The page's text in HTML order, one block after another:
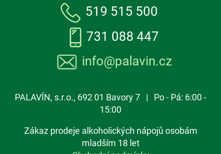
519 515 500
731 088 447
info@palavin.cz
PALAVÍN, s.r.o., 692 01 Bavory 7 | Po - Pá: 6:00 -
15:00
Zákaz prodeje alkoholických nápojů osobám
mladším 18 let